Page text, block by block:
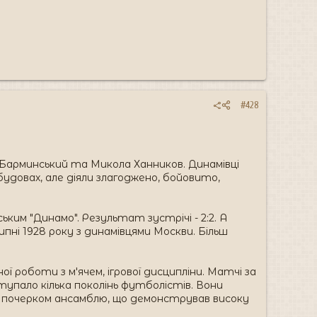
#428
та Микола Ханников. Динамівці
але діяли злагоджено, бойовито,
"Динамо". Результат зустрічі - 2:2. А
1928 року з динамівцями Москви. Більш
роботи з м'ячем, ігрової дисципліни. Матчі за
кілька поколінь футболістів. Вони
ансамблю, що демонстрував високу